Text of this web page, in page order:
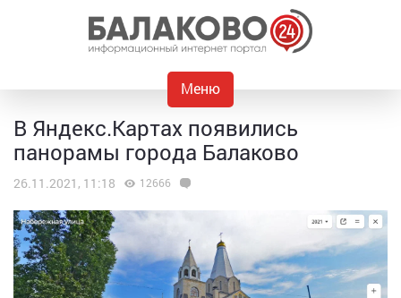
Меню
В Яндекс.Картах появились
панорамы города Балаково
26.11.2021, 11:18 12666